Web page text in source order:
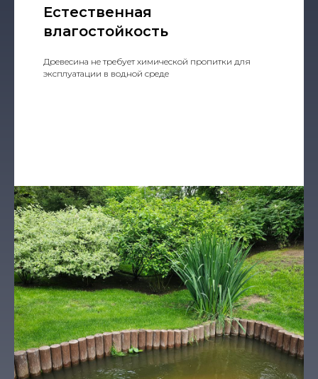
Естественная
влагостойкость
Древесина не требует химической пропитки для
эксплуатации в водной среде